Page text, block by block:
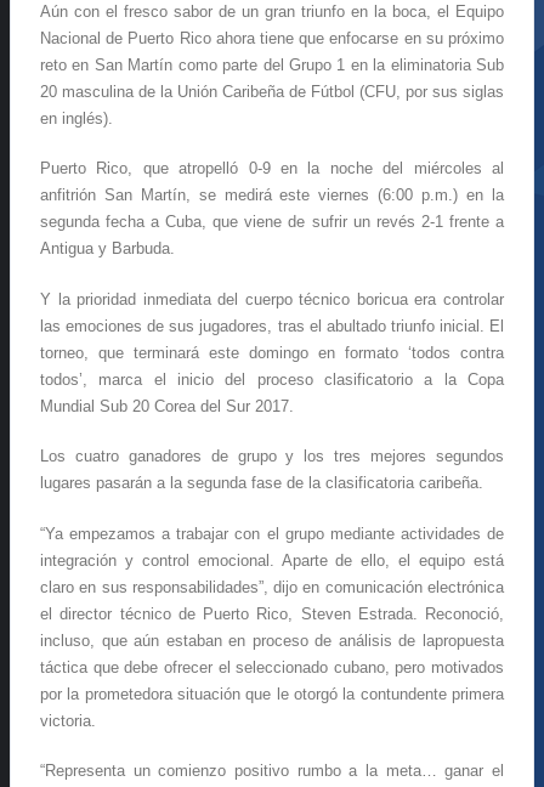
Aún con el fresco sabor de un gran triunfo en la boca, el Equipo
Nacional de Puerto Rico ahora tiene que enfocarse en su próximo
reto en San Martín como parte del Grupo 1 en la eliminatoria Sub
20 masculina de la Unión Caribeña de Fútbol (CFU, por sus siglas
en inglés).
Puerto Rico, que atropelló 0-9 en la noche del miércoles al
anfitrión San Martín, se medirá este viernes (6:00 p.m.) en la
segunda fecha a Cuba, que viene de sufrir un revés 2-1 frente a
Antigua y Barbuda.
Y la prioridad inmediata del cuerpo técnico boricua era controlar
las emociones de sus jugadores, tras el abultado triunfo inicial. El
torneo, que terminará este domingo en formato ‘todos contra
todos’, marca el inicio del proceso clasificatorio a la Copa
Mundial Sub 20 Corea del Sur 2017.
Los cuatro ganadores de grupo y los tres mejores segundos
lugares pasarán a la segunda fase de la clasificatoria caribeña.
“Ya empezamos a trabajar con el grupo mediante actividades de
integración y control emocional. Aparte de ello, el equipo está
claro en sus responsabilidades”, dijo en comunicación electrónica
el director técnico de Puerto Rico, Steven Estrada. Reconoció,
incluso, que aún estaban en proceso de análisis de lapropuesta
táctica que debe ofrecer el seleccionado cubano, pero motivados
por la prometedora situación que le otorgó la contundente primera
victoria.
“Representa un comienzo positivo rumbo a la meta… ganar el